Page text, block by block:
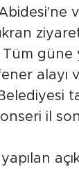
güne
alayı
il